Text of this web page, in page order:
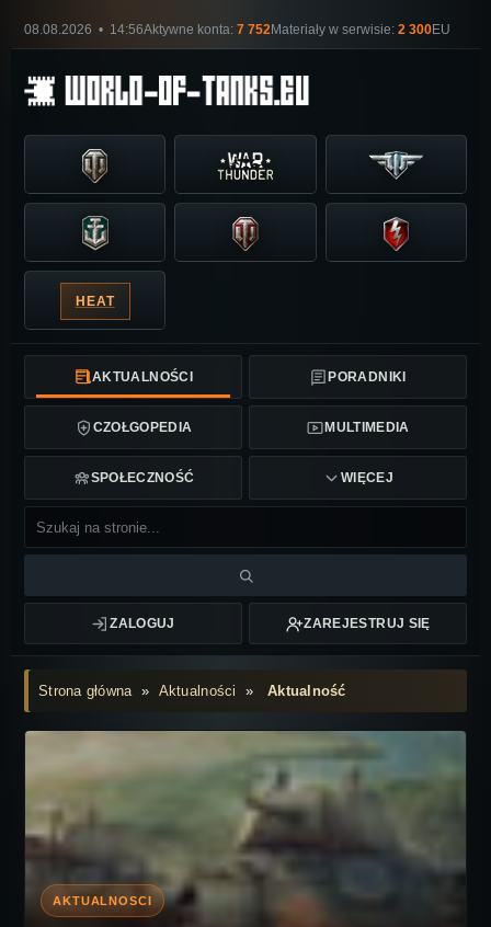
08.08.2026 • 14:56Aktywne konta: 7 752Materiały w serwisie: 2 300EU
HEAT
AKTUALNOŚCI PORADNIKI
CZOŁGOPEDIA MULTIMEDIA
SPOŁECZNOŚĆ WIĘCEJ
ZALOGUJ ZAREJESTRUJ SIĘ
Strona główna» Aktualności »Aktualność